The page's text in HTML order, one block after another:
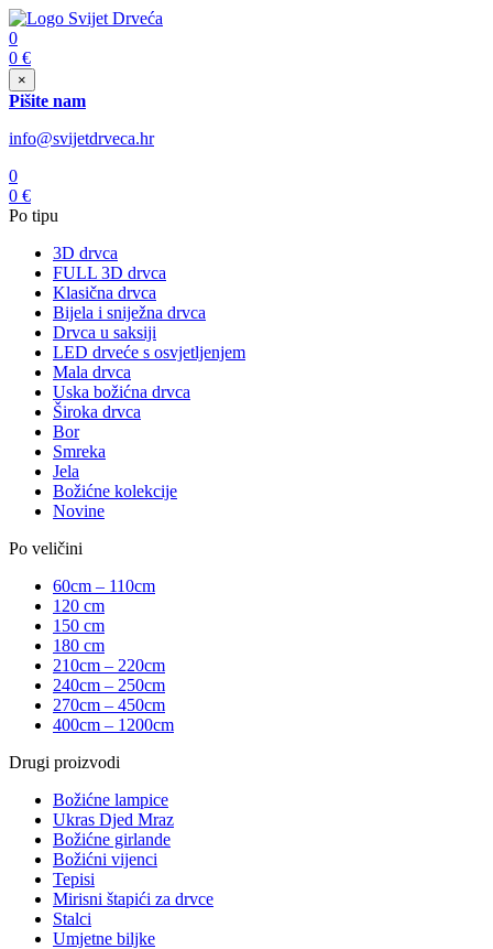
0
0 €
×
Pišite nam
info@svijetdrveca.hr
0
0 €
Po tipu
3D drvca
FULL 3D drvca
Klasična drvca
Bijela i sniježna drvca
Drvca u saksiji
LED drveće s osvjetljenjem
Mala drvca
Uska božićna drvca
Široka drvca
Bor
Smreka
Jela
Božićne kolekcije
Novine
Po veličini
60cm – 110cm
120 cm
150 cm
180 cm
210cm – 220cm
240cm – 250cm
270cm – 450cm
400cm – 1200cm
Drugi proizvodi
Božićne lampice
Ukras Djed Mraz
Božićne girlande
Božićni vijenci
Tepisi
Mirisni štapići za drvce
Stalci
Umjetne biljke